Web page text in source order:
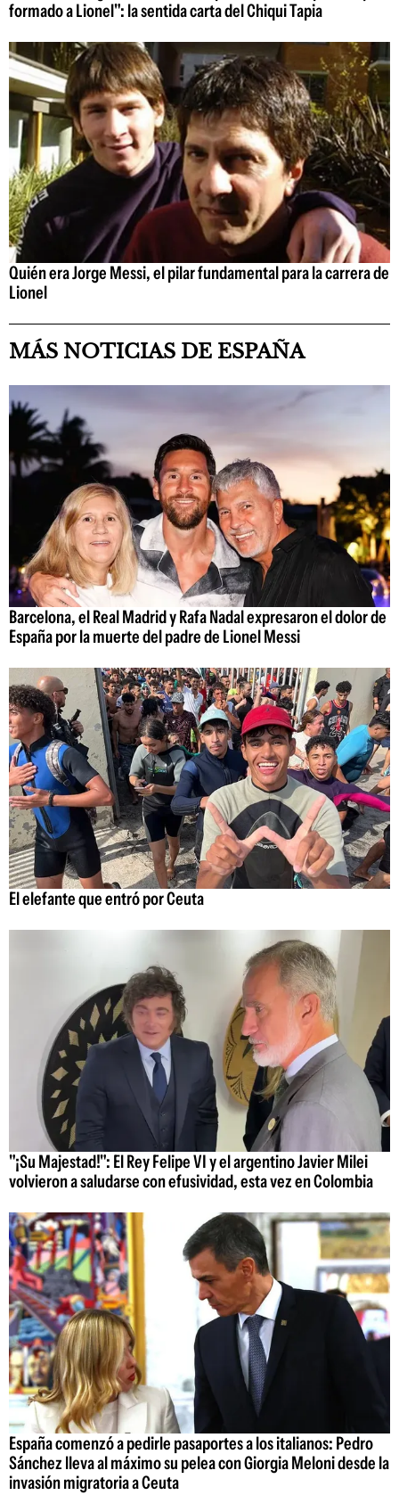
formado a Lionel": la sentida carta del Chiqui Tapia
Quién era Jorge Messi, el pilar fundamental para la carrera de
Lionel
MÁS NOTICIAS DE ESPAÑA
Barcelona, el Real Madrid y Rafa Nadal expresaron el dolor de
España por la muerte del padre de Lionel Messi
El elefante que entró por Ceuta
"¡Su Majestad!": El Rey Felipe VI y el argentino Javier Milei
volvieron a saludarse con efusividad, esta vez en Colombia
España comenzó a pedirle pasaportes a los italianos: Pedro
Sánchez lleva al máximo su pelea con Giorgia Meloni desde la
invasión migratoria a Ceuta